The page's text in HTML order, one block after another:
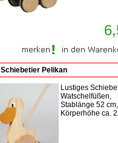
Schiebetier Pelikan
Lustiges
Watschelfüßen,
Stablänge 52 cm,
Körperhöhe ca.